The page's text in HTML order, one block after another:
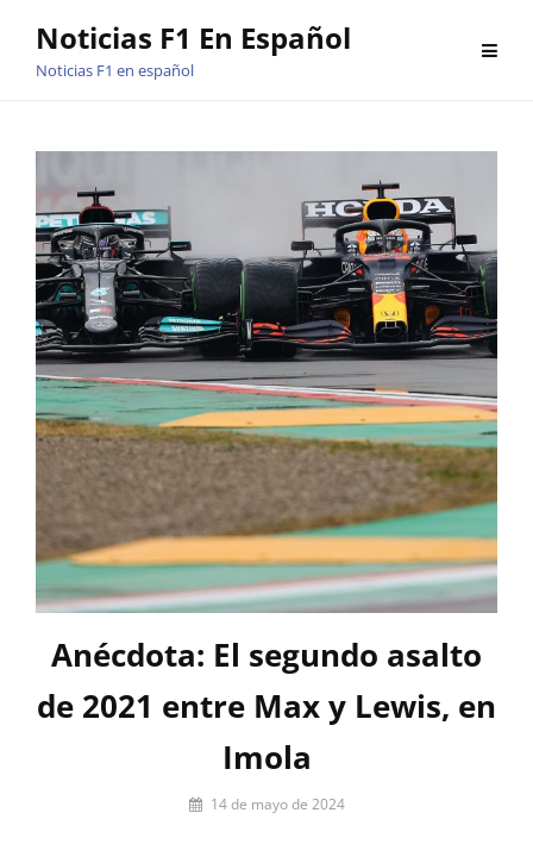
Noticias F1 En Español
Noticias F1 en español
Anécdota: El segundo asalto
de 2021 entre Max y Lewis, en
Imola
Por 14 de mayo de 2024